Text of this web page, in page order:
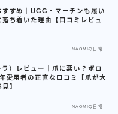
すすめ｜UGG・マーチンも履い
ち着いた理由【口コミレビュ
NAOMIの日常
）レビュー｜爪に悪い？ボロ
愛用者の正直な口コミ【爪が大
】
NAOMIの日常